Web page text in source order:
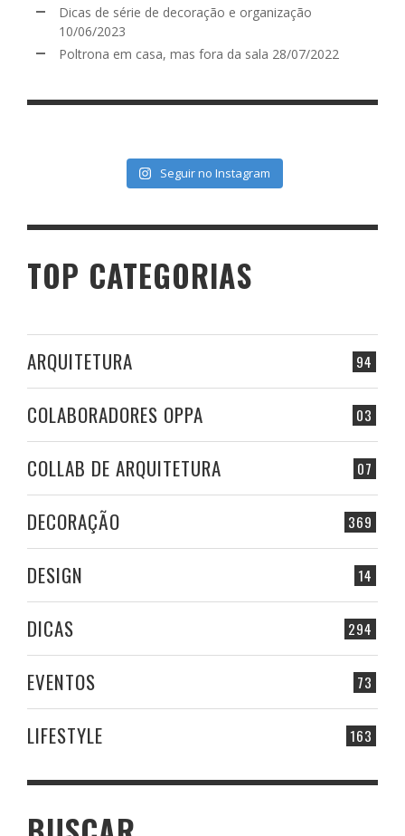
Dicas de série de decoração e organização
10/06/2023
Poltrona em casa, mas fora da sala 28/07/2022
Seguir no Instagram
TOP CATEGORIAS
94
ARQUITETURA
03
COLABORADORES OPPA
07
COLLAB DE ARQUITETURA
369
DECORAÇÃO
14
DESIGN
294
DICAS
73
EVENTOS
163
LIFESTYLE